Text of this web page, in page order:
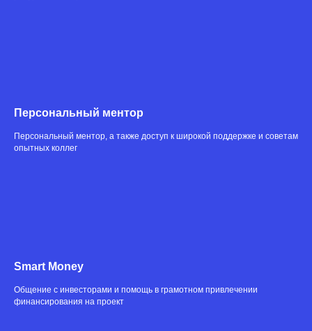
Персональный ментор
Персональный ментор, а также доступ к широкой поддержке и советам
опытных коллег
Smart Money
Общение с инвесторами и помощь в грамотном привлечении
финансирования на проект